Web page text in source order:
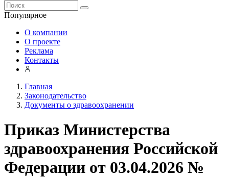
Популярное
О компании
О проекте
Реклама
Контакты
Главная
Законодательство
Документы о здравоохранении
Приказ Министерства
здравоохранения Российской
Федерации от 03.04.2026 №